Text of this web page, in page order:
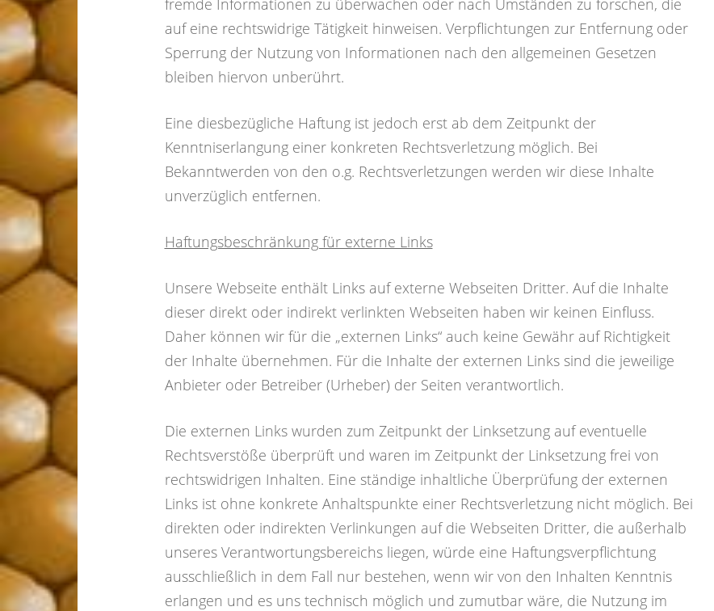
fremde Informationen zu überwachen oder nach Umständen zu forschen, die
auf eine rechtswidrige Tätigkeit hinweisen. Verpflichtungen zur Entfernung oder
Sperrung der Nutzung von Informationen nach den allgemeinen Gesetzen
bleiben hiervon unberührt.
Eine diesbezügliche Haftung ist jedoch erst ab dem Zeitpunkt der
Kenntniserlangung einer konkreten Rechtsverletzung möglich. Bei
Bekanntwerden von den o.g. Rechtsverletzungen werden wir diese Inhalte
unverzüglich entfernen.
Haftungsbeschränkung für externe Links
Unsere Webseite enthält Links auf externe Webseiten Dritter. Auf die Inhalte
dieser direkt oder indirekt verlinkten Webseiten haben wir keinen Einfluss.
Daher können wir für die „externen Links“ auch keine Gewähr auf Richtigkeit
der Inhalte übernehmen. Für die Inhalte der externen Links sind die jeweilige
Anbieter oder Betreiber (Urheber) der Seiten verantwortlich.
Die externen Links wurden zum Zeitpunkt der Linksetzung auf eventuelle
Rechtsverstöße überprüft und waren im Zeitpunkt der Linksetzung frei von
rechtswidrigen Inhalten. Eine ständige inhaltliche Überprüfung der externen
Links ist ohne konkrete Anhaltspunkte einer Rechtsverletzung nicht möglich. Bei
direkten oder indirekten Verlinkungen auf die Webseiten Dritter, die außerhalb
unseres Verantwortungsbereichs liegen, würde eine Haftungsverpflichtung
ausschließlich in dem Fall nur bestehen, wenn wir von den Inhalten Kenntnis
erlangen und es uns technisch möglich und zumutbar wäre, die Nutzung im